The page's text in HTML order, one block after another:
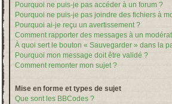
Pourquoi ne puis-je pas accéder à un forum ?
Pourquoi ne puis-je pas joindre des fichiers à
Pourquoi ai-je reçu un avertissement ?
Comment rapporter des messages à un
À quoi sert le bouton « Sauvegarder » dans la
Pourquoi mon message doit être validé ?
Comment remonter mon sujet ?
Mise en forme et types de sujet
Que sont les BBCodes ?